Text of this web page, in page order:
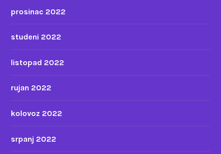
prosinac 2022
studeni 2022
listopad 2022
rujan 2022
kolovoz 2022
srpanj 2022